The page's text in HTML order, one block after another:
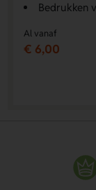
Bedrukken
Al vanaf
€ 6,00